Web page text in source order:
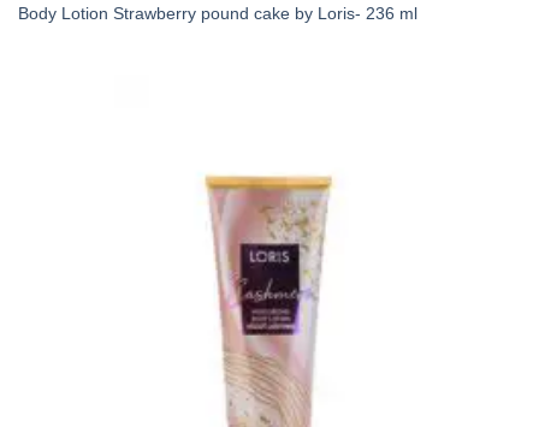
Body Lotion Strawberry pound cake by Loris- 236 ml